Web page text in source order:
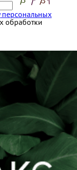
персональных
обработки